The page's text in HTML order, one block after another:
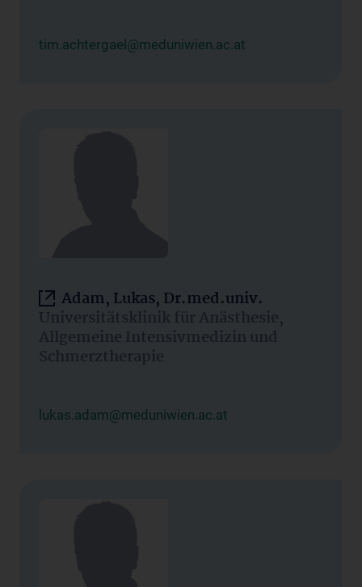
tim.achtergael@meduniwien.ac.at
Adam, Lukas, Dr.med.univ.
Universitätsklinik für Anästhesie,
Allgemeine Intensivmedizin und
Schmerztherapie
lukas.adam@meduniwien.ac.at